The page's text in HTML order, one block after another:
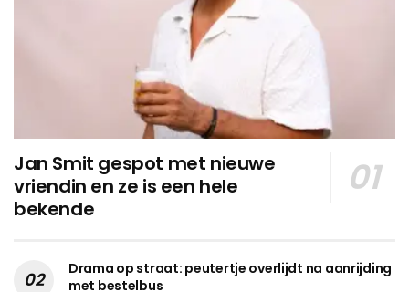
Jan Smit gespot met nieuwe
vriendin en ze is een hele
bekende
Drama op straat: peutertje overlijdt na aanrijding
met bestelbus